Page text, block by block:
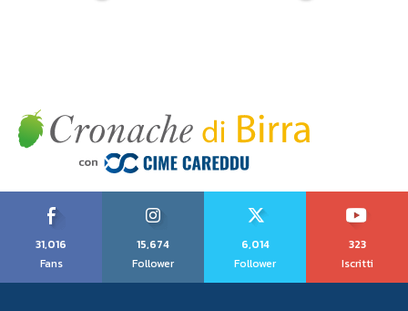
31,016
Fans
15,674
Follower
6,014
Follower
323
Iscritti